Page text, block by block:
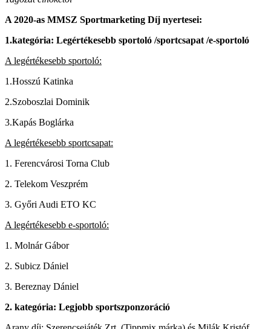
A 2020-as MMSZ Sportmarketing Díj nyertesei:
1.kategória: Legértékesebb sportoló /sportcsapat /e-sportoló
A legértékesebb sportoló:
1.Hosszú Katinka
2.Szoboszlai Dominik
3.Kapás Boglárka
A legértékesebb sportcsapat:
1. Ferencvárosi Torna Club
2. Telekom Veszprém
3. Győri Audi ETO KC
A legértékesebb e-sportoló:
1. Molnár Gábor
2. Subicz Dániel
3. Bereznay Dániel
2. kategória: Legjobb sportszponzoráció